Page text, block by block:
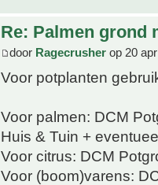
Re: Palmen grond
door Ragecrusher op 20
Voor potplanten
Voor palmen: DCM
Huis & Tuin +
Voor citrus: DCM
Voor (boom)varens: